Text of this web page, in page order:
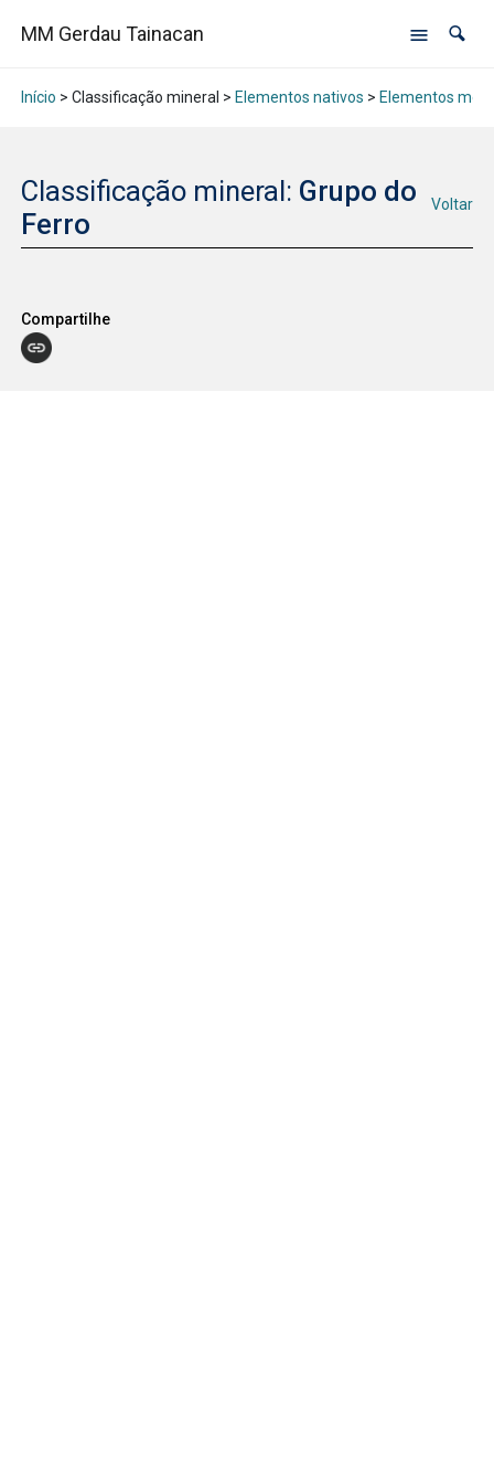
MM Gerdau Tainacan
Início > Classificação mineral > Elementos nativos > Elementos
Classificação mineral: Grupo do
Ferro
Voltar
Compartilhe